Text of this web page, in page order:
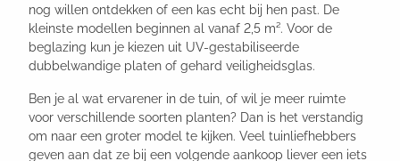
nog willen ontdekken of een kas echt bij hen past. De
kleinste modellen beginnen al vanaf 2,5 m². Voor de
beglazing kun je kiezen uit UV-gestabiliseerde
dubbelwandige platen of gehard veiligheidsglas.
Ben je al wat ervarener in de tuin, of wil je meer ruimte
voor verschillende soorten planten? Dan is het verstandig
om naar een groter model te kijken. Veel tuinliefhebbers
geven aan dat ze bij een volgende aankoop liever een iets